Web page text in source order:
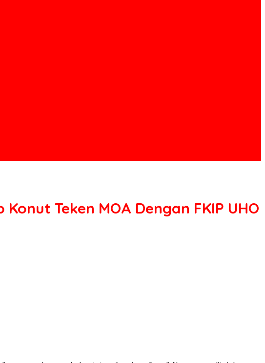
Teken MOA Dengan FKIP UHO